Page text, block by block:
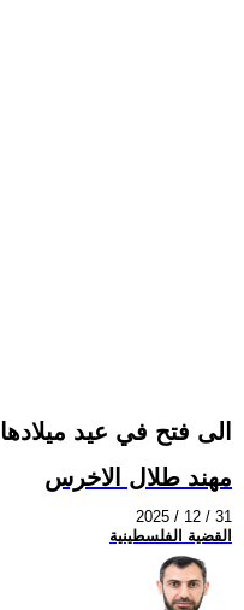
الى فتح في عيد ميلادها 62
مهند طلال الاخرس
2025 / 12 / 31
القضية الفلسطينية